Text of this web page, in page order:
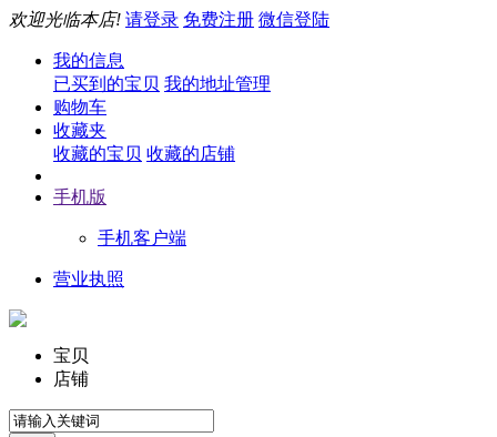
欢迎光临本店! 请登录 免费注册 微信登陆
我的信息
已买到的宝贝 我的地址管理
购物车
收藏夹
收藏的宝贝 收藏的店铺
手机版
手机客户端
营业执照
宝贝
店铺